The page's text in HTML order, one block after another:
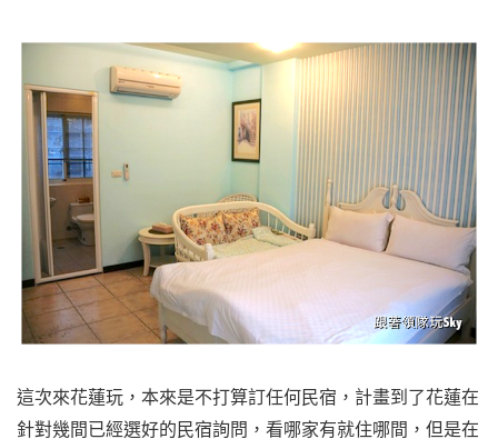
這次來花蓮玩，本來是不打算訂任何民宿，計畫到了花蓮在
針對幾間已經選好的民宿詢問，看哪家有就住哪間，但是在